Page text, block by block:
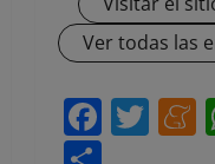
Ver todas las